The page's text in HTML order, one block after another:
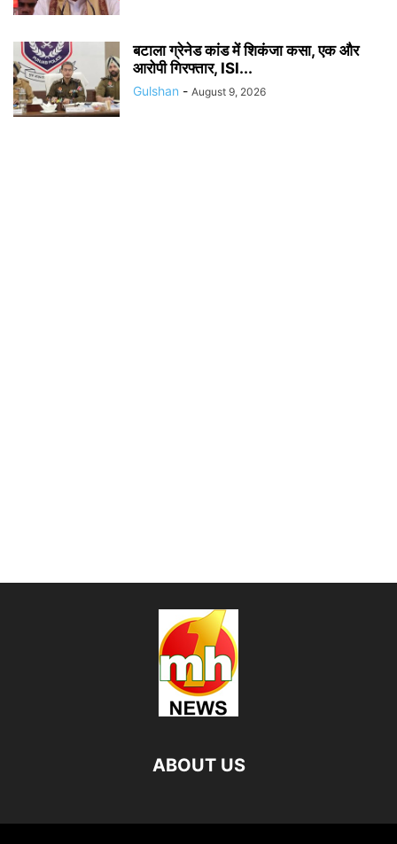
बटाला ग्रेनेड कांड में शिकंजा कसा, एक और
आरोपी गिरफ्तार, ISI...
Gulshan - August 9, 2026
ABOUT US